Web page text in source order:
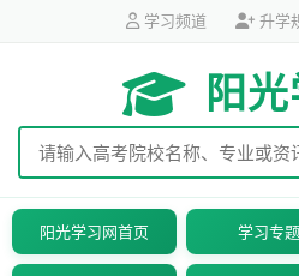
学习频道 升学
阳
阳光学习网首页 学习专题